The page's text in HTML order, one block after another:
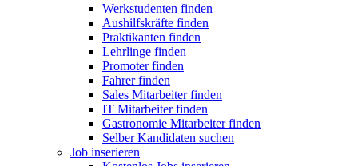
Werkstudenten finden
Aushilfskräfte finden
Praktikanten finden
Lehrlinge finden
Promoter finden
Fahrer finden
Sales Mitarbeiter finden
IT Mitarbeiter finden
Gastronomie Mitarbeiter finden
Selber Kandidaten suchen
Job inserieren